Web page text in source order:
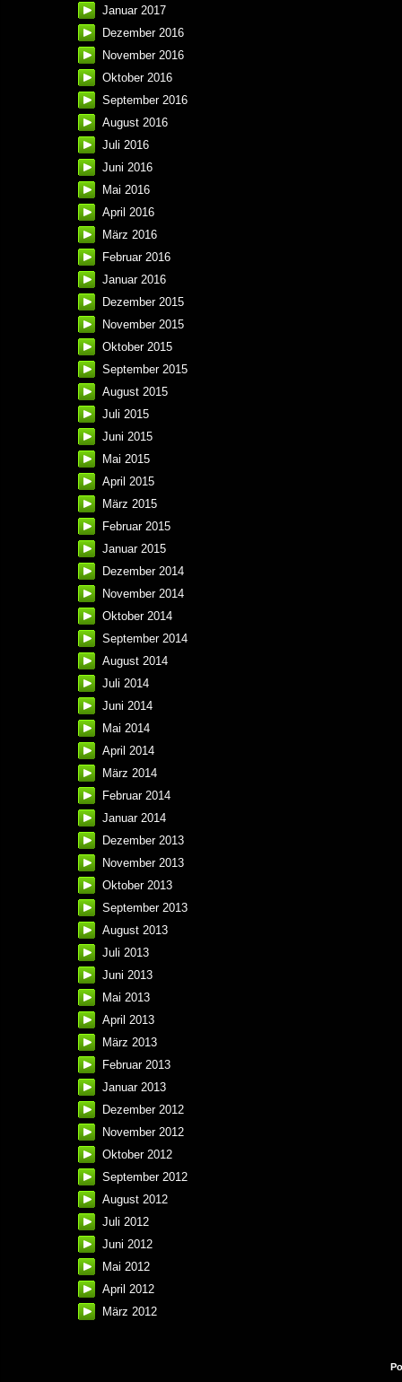
Januar 2017
Dezember 2016
November 2016
Oktober 2016
September 2016
August 2016
Juli 2016
Juni 2016
Mai 2016
April 2016
März 2016
Februar 2016
Januar 2016
Dezember 2015
November 2015
Oktober 2015
September 2015
August 2015
Juli 2015
Juni 2015
Mai 2015
April 2015
März 2015
Februar 2015
Januar 2015
Dezember 2014
November 2014
Oktober 2014
September 2014
August 2014
Juli 2014
Juni 2014
Mai 2014
April 2014
März 2014
Februar 2014
Januar 2014
Dezember 2013
November 2013
Oktober 2013
September 2013
August 2013
Juli 2013
Juni 2013
Mai 2013
April 2013
März 2013
Februar 2013
Januar 2013
Dezember 2012
November 2012
Oktober 2012
September 2012
August 2012
Juli 2012
Juni 2012
Mai 2012
April 2012
März 2012